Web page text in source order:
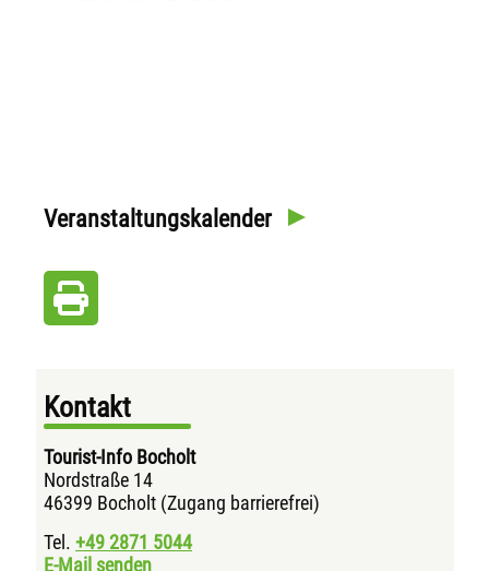
Veranstaltungskalender
Kontakt
Tourist-Info Bocholt
Nordstraße 14
46399 Bocholt (Zugang barrierefrei)
Tel. +49 2871 5044
E-Mail senden